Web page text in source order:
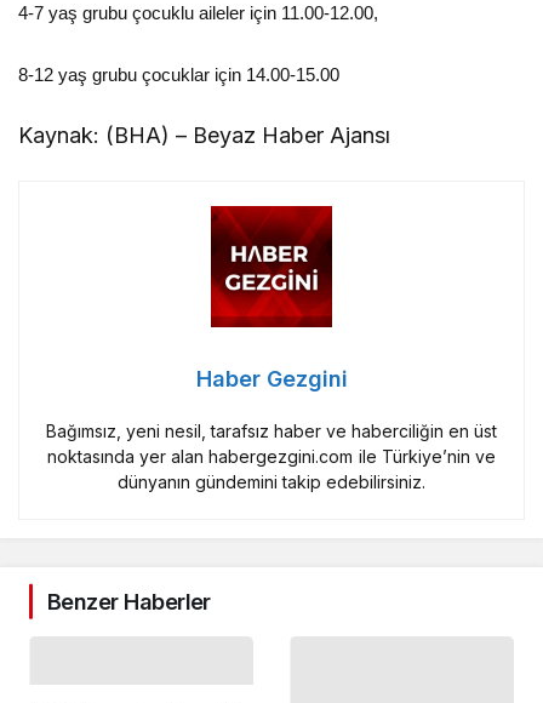
4-7 yaş grubu çocuklu aileler için 11.00-12.00,
8-12 yaş grubu çocuklar için 14.00-15.00
Kaynak: (BHA) – Beyaz Haber Ajansı
Haber Gezgini
Bağımsız, yeni nesil, tarafsız haber ve haberciliğin en üst
noktasında yer alan habergezgini.com ile Türkiye’nin ve
dünyanın gündemini takip edebilirsiniz.
Benzer Haberler